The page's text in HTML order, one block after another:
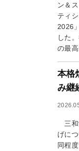
ン＆
ティ
2026
した
の最
本格
み継
三和
げに
同程